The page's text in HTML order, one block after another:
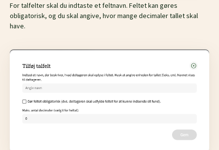
For talfelter skal du indtaste et feltnavn. Feltet kan gøres
obligatorisk, og du skal angive, hvor mange decimaler tallet skal
have.